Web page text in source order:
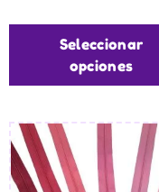
Seleccionar
opciones